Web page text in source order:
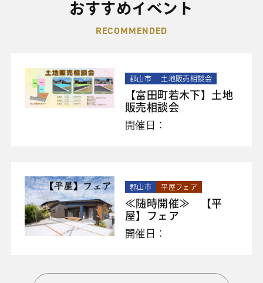
おすすめイベント
RECOMMENDED
郡山市 土地販売相談会
【富田町若木下】土地
販売相談会
開催日：
郡山市 平屋フェア
≪随時開催≫ 【平
屋】フェア
開催日：